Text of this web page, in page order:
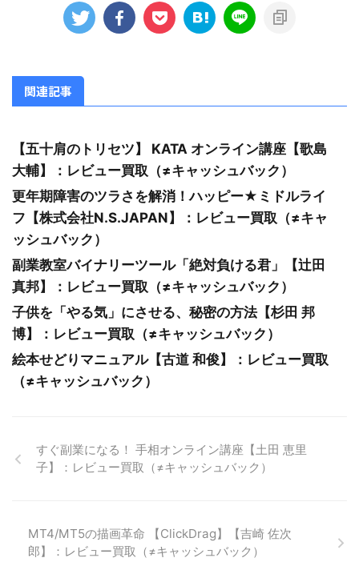
関連記事
【五十肩のトリセツ】 KATA オンライン講座【歌島
大輔】：レビュー買取（≠キャッシュバック）
更年期障害のツラさを解消！ハッピー★ミドルライ
フ【株式会社N.S.JAPAN】：レビュー買取（≠キャ
ッシュバック）
副業教室バイナリーツール「絶対負ける君」【辻田
真邦】：レビュー買取（≠キャッシュバック）
子供を「やる気」にさせる、秘密の方法【杉田 邦
博】：レビュー買取（≠キャッシュバック）
絵本せどりマニュアル【古道 和俊】：レビュー買取
（≠キャッシュバック）
すぐ副業になる！ 手相オンライン講座【土田 恵里
子】：レビュー買取（≠キャッシュバック）
MT4/MT5の描画革命 【ClickDrag】【吉崎 佐次
郎】：レビュー買取（≠キャッシュバック）